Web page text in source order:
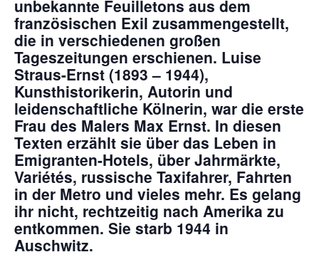
unbekannte Feuilletons aus dem
französischen Exil zusammengestellt,
die in verschiedenen großen
Tageszeitungen erschienen. Luise
Straus-Ernst (1893 – 1944),
Kunsthistorikerin, Autorin und
leidenschaftliche Kölnerin, war die erste
Frau des Malers Max Ernst. In diesen
Texten erzählt sie über das Leben in
Emigranten-Hotels, über Jahrmärkte,
Variétés, russische Taxifahrer, Fahrten
in der Metro und vieles mehr. Es gelang
ihr nicht, rechtzeitig nach Amerika zu
entkommen. Sie starb 1944 in
Auschwitz.